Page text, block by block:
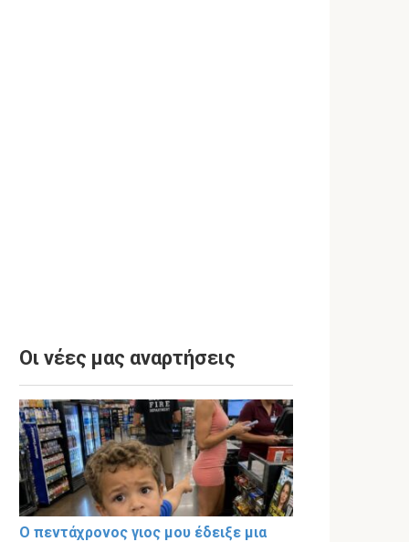
Οι νέες μας αναρτήσεις
Ο πεντάχρονος γιος μου έδειξε μια